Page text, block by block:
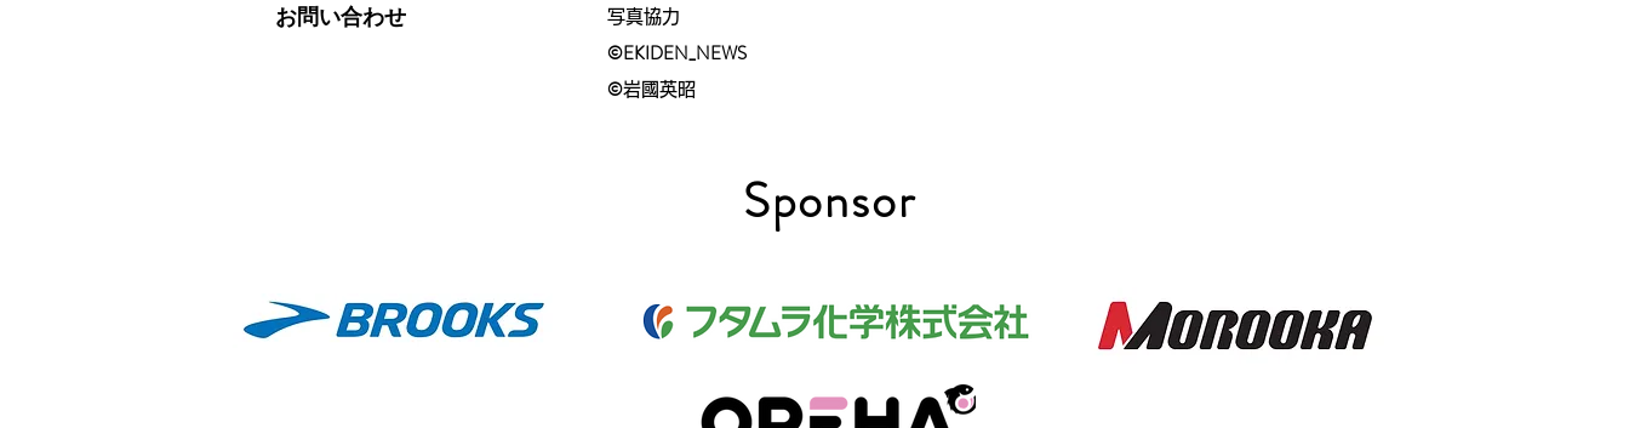
お問い合わせ
写真協力
©EKIDEN_NEWS
©︎岩國英昭
​Sponsor